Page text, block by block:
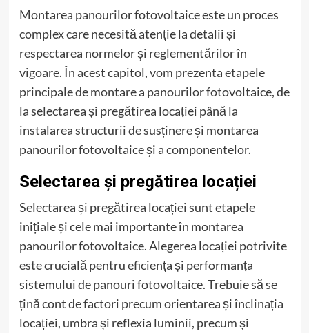
Montarea panourilor fotovoltaice este un proces
complex care necesită atenție la detalii și
respectarea normelor și reglementărilor în
vigoare. În acest capitol, vom prezenta etapele
principale de montare a panourilor fotovoltaice, de
la selectarea și pregătirea locației până la
instalarea structurii de susținere și montarea
panourilor fotovoltaice și a componentelor.
Selectarea și pregătirea locației
Selectarea și pregătirea locației sunt etapele
inițiale și cele mai importante în montarea
panourilor fotovoltaice. Alegerea locației potrivite
este crucială pentru eficiența și performanța
sistemului de panouri fotovoltaice. Trebuie să se
țină cont de factori precum orientarea și înclinația
locației, umbra și reflexia luminii, precum și